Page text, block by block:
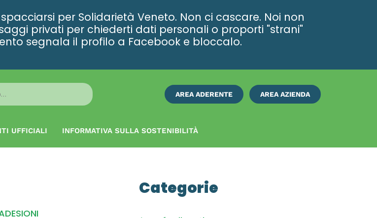
per Solidarietà Veneto. Non ci cascare. Noi non
privati per chiederti dati personali o proporti "strani"
segnala il profilo a Facebook e bloccalo.
AREA ADERENTE AREA AZIENDA
UFFICIALI INFORMATIVA SULLA SOSTENIBILITÀ
ISCRIVITI
Categorie